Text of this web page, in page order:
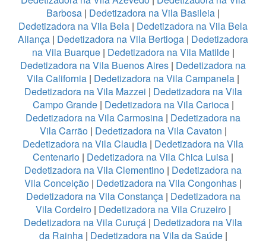
Barbosa | Dedetizadora na Vila Basileia |
Dedetizadora na Vila Bela | Dedetizadora na Vila Bela
Aliança | Dedetizadora na Vila Bertioga | Dedetizadora
na Vila Buarque| Dedetizadora na Vila Matilde|
Dedetizadora na Vila Buenos Aires | Dedetizadora na
Vila California | Dedetizadora na Vila Campanela |
Dedetizadora na Vila Mazzei | Dedetizadora na Vila
Campo Grande| Dedetizadora na Vila Carioca|
Dedetizadora na Vila Carmosina | Dedetizadora na
Vila Carrão| Dedetizadora na Vila Cavaton |
Dedetizadora na Vila Claudia | Dedetizadora na Vila
Centenario | Dedetizadora na Vila Chica Luisa |
Dedetizadora na Vila Clementino | Dedetizadora na
Vila Conceição | Dedetizadora na Vila Congonhas |
Dedetizadora na Vila Constança| Dedetizadora na
Vila Cordeiro| Dedetizadora na Vila Cruzeiro |
Dedetizadora na Vila Curuçá | Dedetizadora na Vila
da Rainha | Dedetizadora na Vila da Saúde|